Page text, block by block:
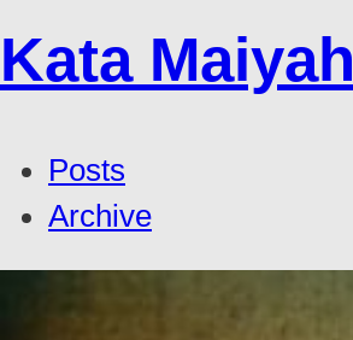
Kata Maiyah
Posts
Archive